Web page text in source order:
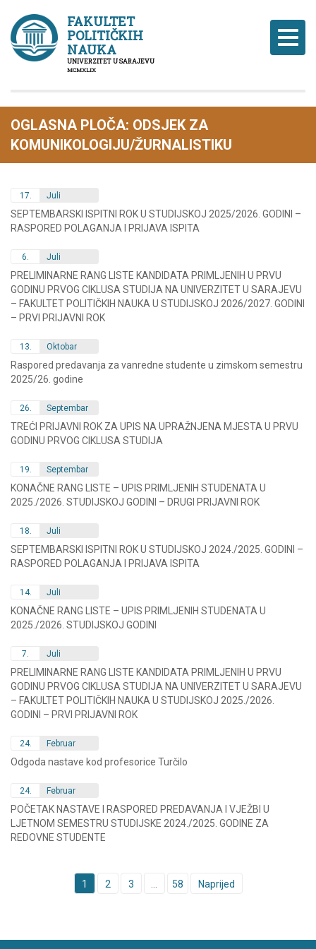
FAKULTET
POLITIČKIH
NAUKA
UNIVERZITET U SARAJEVU
MCMXLIX
OGLASNA PLOČA: ODSJEK ZA
KOMUNIKOLOGIJU/ŽURNALISTIKU
17. Juli
SEPTEMBARSKI ISPITNI ROK U STUDIJSKOJ 2025/2026. GODINI –
RASPORED POLAGANJA I PRIJAVA ISPITA
6. Juli
PRELIMINARNE RANG LISTE KANDIDATA PRIMLJENIH U PRVU
GODINU PRVOG CIKLUSA STUDIJA NA UNIVERZITET U SARAJEVU
– FAKULTET POLITIČKIH NAUKA U STUDIJSKOJ 2026/2027. GODINI
– PRVI PRIJAVNI ROK
13. Oktobar
Raspored predavanja za vanredne studente u zimskom semestru
2025/26. godine
26. Septembar
TREĆI PRIJAVNI ROK ZA UPIS NA UPRAŽNJENA MJESTA U PRVU
GODINU PRVOG CIKLUSA STUDIJA
19. Septembar
KONAČNE RANG LISTE – UPIS PRIMLJENIH STUDENATA U
2025./2026. STUDIJSKOJ GODINI – DRUGI PRIJAVNI ROK
18. Juli
SEPTEMBARSKI ISPITNI ROK U STUDIJSKOJ 2024./2025. GODINI –
RASPORED POLAGANJA I PRIJAVA ISPITA
14. Juli
KONAČNE RANG LISTE – UPIS PRIMLJENIH STUDENATA U
2025./2026. STUDIJSKOJ GODINI
7. Juli
PRELIMINARNE RANG LISTE KANDIDATA PRIMLJENIH U PRVU
GODINU PRVOG CIKLUSA STUDIJA NA UNIVERZITET U SARAJEVU
– FAKULTET POLITIČKIH NAUKA U STUDIJSKOJ 2025./2026.
GODINI – PRVI PRIJAVNI ROK
24. Februar
Odgoda nastave kod profesorice Turčilo
24. Februar
POČETAK NASTAVE I RASPORED PREDAVANJA I VJEŽBI U
LJETNOM SEMESTRU STUDIJSKE 2024./2025. GODINE ZA
REDOVNE STUDENTE
1 2 3 58 Naprijed